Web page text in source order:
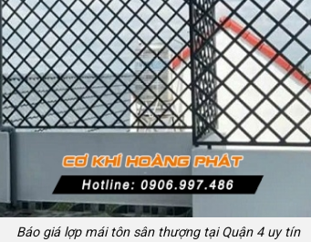
Báo giá lợp mái tôn sân thượng tại Quận 4 uy tín